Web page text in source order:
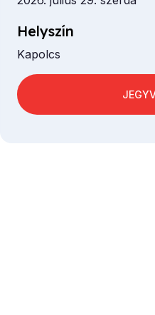
Helyszín
Kapolcs